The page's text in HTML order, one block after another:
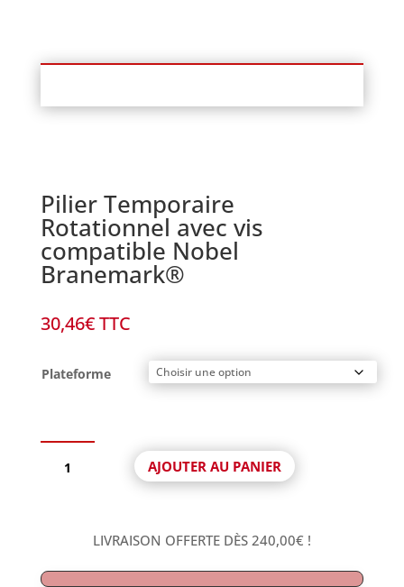
Pilier Temporaire
Rotationnel avec vis
compatible Nobel
Branemark®
30,46€TTC
Plateforme
Rotationnel
vis
AJOUTER AU PANIER
LIVRAISON OFFERTE DÈS240,00€ !